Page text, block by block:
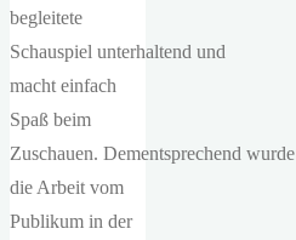
begleitete
Schauspiel unterhaltend und
macht einfach
Spaß beim
Zuschauen. Dementsprechend wurde
die Arbeit vom
Publikum in der